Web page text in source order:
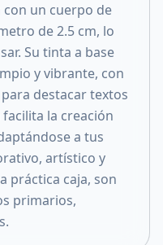
un cuerpo de
de 2.5 cm, lo
Su tinta a base
y vibrante, con
destacar textos
la creación
a tus
artístico y
práctica caja, son
primarios,